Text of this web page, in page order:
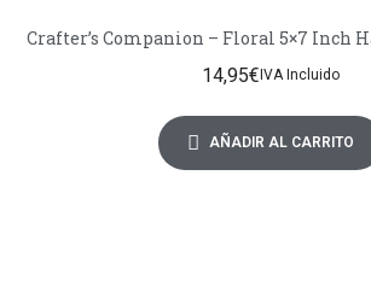
Crafter’s Companion – Floral 5×7 Inch
14,95€ IVA Incluido
AÑADIR AL CARRITO